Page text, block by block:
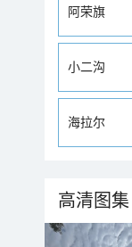
阿荣旗
小二沟
海拉尔
高清图集